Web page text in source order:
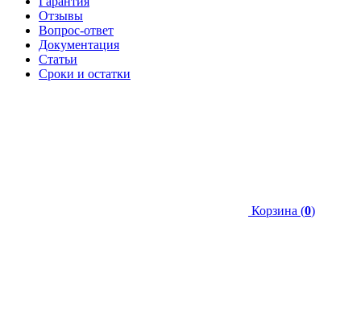
Отзывы
Вопрос-ответ
Документация
Статьи
Сроки и остатки
Корзина (0)